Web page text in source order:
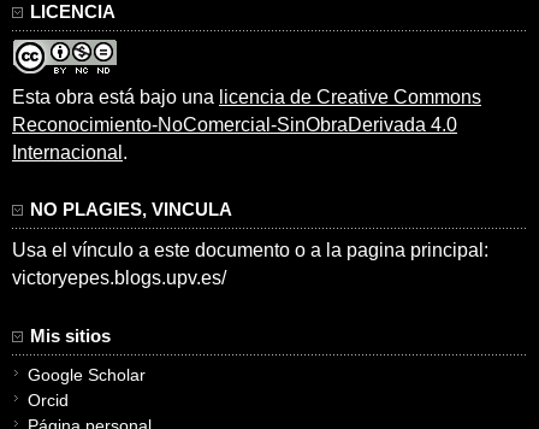
LICENCIA
Esta obra está bajo una licencia de Creative Commons
Reconocimiento-NoComercial-SinObraDerivada 4.0
Internacional .
NO PLAGIES, VINCULA
Usa el vínculo a este documento o a la pagina principal:
victoryepes.blogs.upv.es/
Mis sitios
Google Scholar
Orcid